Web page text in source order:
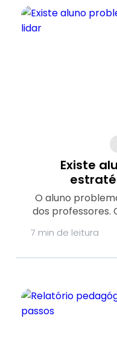
Existe
O aluno
dos professores.
7 min de leitura